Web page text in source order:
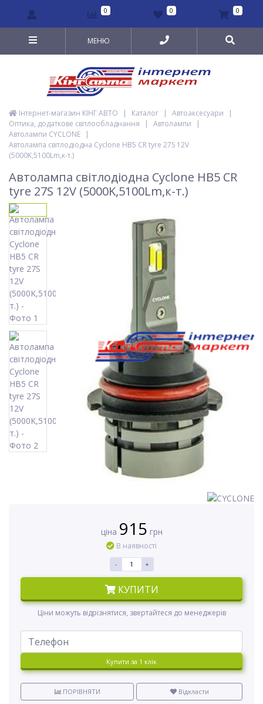
0 0 0
МЕНЮ
Інтернет-магазин КІНГ АВТО | Каталог | Автоаксесуари
|
Оптика, додаткове світлообладнання
| Автолампи
|
Автолампи CYCLONE
|
Автолампа світлодіодна Cyclone HB5 CR tyre 27S 12V
(5000K,5100Lm,к-т.)
Автолампа світлодіодна Cyclone HB5 CR
tyre 27S 12V (5000K,5100Lm,к-т.)
ціна 915 грн
В наявності
- +
КУПИТИ
Ціни можуть відрізнятися, звертайтеся до менеджерів
Купити за 1 клiк
ПОРІВНЯТИ Відкласти